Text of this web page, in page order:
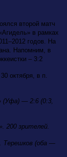
второй матч
в рамках
годов. На
Напомним, в
– 3:2
октября, в п.
(Уфа) — 2:6 (0:3,
200 зрителей.
Терешков (оба —